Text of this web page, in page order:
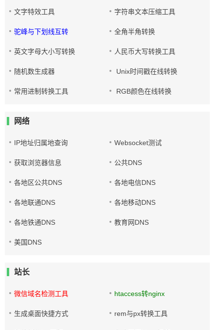
文字特效工具 字符串文本压缩工具
驼峰与下划线互转 全角半角转换
英文字母大小写转换 人民币大写转换工具
随机数生成器 Unix时间戳在线转换
常用进制转换工具 RGB颜色在线转换
网络
IP地址归属地查询 Websocket测试
获取浏览器信息 公共DNS
各地区公共DNS 各地电信DNS
各地联通DNS 各地移动DNS
各地铁通DNS 教育网DNS
美国DNS
站长
微信域名检测工具 htaccess转nginx
生成桌面快捷方式 rem与px转换工具